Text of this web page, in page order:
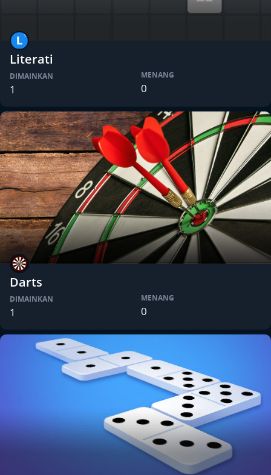
Literati
DIMAINKAN
1
MENANG
0
Darts
DIMAINKAN
1
MENANG
0